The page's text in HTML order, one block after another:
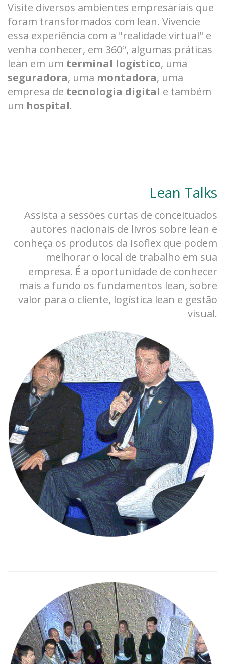
Visite diversos ambientes empresariais que
foram transformados com lean. Vivencie
essa experiência com a "realidade virtual" e
venha conhecer, em 360º, algumas práticas
lean em um terminal logístico, uma
seguradora, uma montadora, uma
empresa de tecnologia digital e também
um hospital.
Lean Talks
Assista a sessões curtas de conceituados
autores nacionais de livros sobre lean e
conheça os produtos da Isoflex que podem
melhorar o local de trabalho em sua
empresa. É a oportunidade de conhecer
mais a fundo os fundamentos lean, sobre
valor para o cliente, logística lean e gestão
visual.